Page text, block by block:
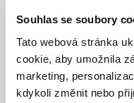
Souhlas se soubory
Tato webová stránka
cookie, aby umožnila
marketing,
kdykoli změnit nebo